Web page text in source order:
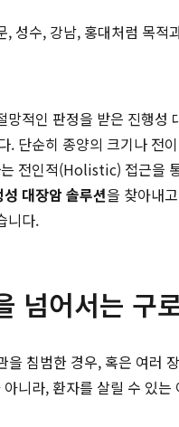
성수, 강남, 홍대처럼 목
적인 판정을 받은 진행
. 단순히 종양의 크기나 전
전인적(Holistic) 접근을
성 대장암 솔루션을 찾아내
니다.
넘어서는 구
을 침범한 경우, 혹은 여러
니라, 환자를 살릴 수 있